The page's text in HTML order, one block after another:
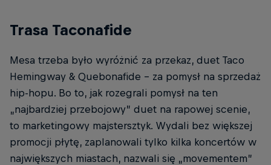
Trasa Taconafide
Mesa trzeba było wyróżnić za przekaz, duet Taco
Hemingway & Quebonafide – za pomysł na sprzedaż
hip-hopu. Bo to, jak rozegrali pomysł na ten
„najbardziej przebojowy” duet na rapowej scenie,
to marketingowy majstersztyk. Wydali bez większej
promocji płytę, zaplanowali tylko kilka koncertów w
największych miastach, nazwali się „movementem”